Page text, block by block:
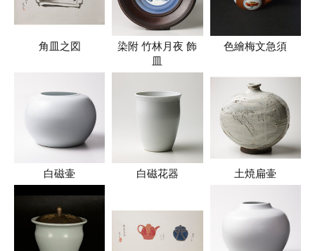
角皿之図
染附 竹林月夜 飾
皿
色繪梅文急須
白磁壷 白磁花器 土焼扁壷